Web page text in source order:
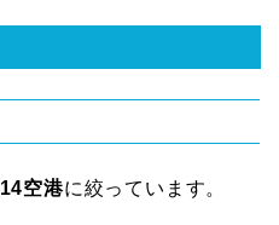
14空港に絞っています。